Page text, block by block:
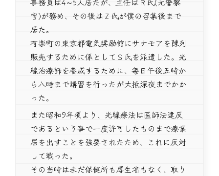
官)が務め、その後はＺ氏が僕の召集後まで
居た。
有楽町の東京都電気奨励館にサナモアを陳列
販売するために係としてＳ氏を派遣した。光
線治療師を養成するために、毎日午後五時か
ら八時まで講習を行ったが大抵深夜までかか
った。
また昭和9年頃より、光線療法は医師法違反
であるという事で一度許可したものまで療業
届を出すことを強要されたため、これに反対
して戦った。
その当時は未だ保健所も厚生省もなく、取り